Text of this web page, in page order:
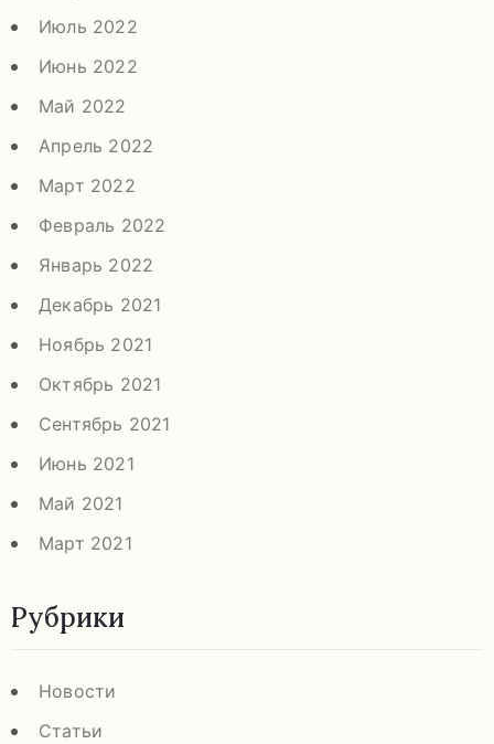
Июль 2022
Июнь 2022
Май 2022
Апрель 2022
Март 2022
Февраль 2022
Январь 2022
Декабрь 2021
Ноябрь 2021
Октябрь 2021
Сентябрь 2021
Июнь 2021
Май 2021
Март 2021
Рубрики
Новости
Статьи